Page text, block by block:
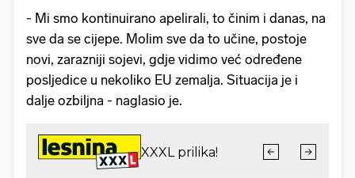
- Mi smo kontinuirano apelirali, to činim i danas, na
sve da se cijepe. Molim sve da to učine, postoje
novi, zarazniji sojevi, gdje vidimo već određene
posljedice u nekoliko EU zemalja. Situacija je i
dalje ozbiljna - naglasio je.